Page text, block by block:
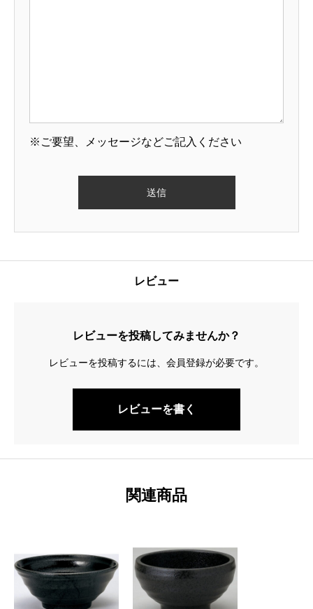
※ご要望、メッセージなどご記入ください
レビュー
レビューを投稿してみませんか？
レビューを投稿するには、会員登録が必要です。
レビューを書く
関連商品